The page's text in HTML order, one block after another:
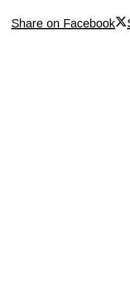
Share on Facebook